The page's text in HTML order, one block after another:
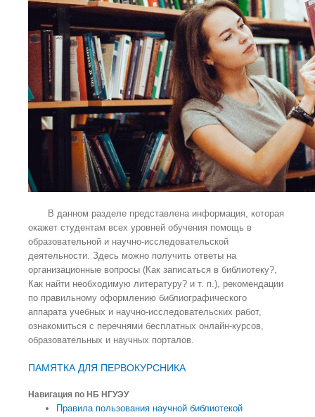
В данном разделе представлена информация, которая
окажет студентам всех уровней обучения помощь в
образовательной и научно-исследовательской
деятельности. Здесь можно получить ответы на
организационные вопросы (Как записаться в библиотеку?,
Как найти необходимую литературу? и т. п.), рекомендации
по правильному оформлению библиографического
аппарата учебных и научно-исследовательских работ,
ознакомиться с перечнями бесплатных онлайн-курсов,
образовательных и научных порталов.
ПАМЯТКА ДЛЯ ПЕРВОКУРСНИКА
Навигация по НБ НГУЭУ
Правила пользования научной библиотекой